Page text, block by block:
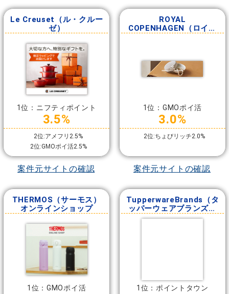
Le Creuset（ル・クルー
ゼ）
1位：ニフティポイント
3.5%
2位:アメフリ2.5%
2位:GMOポイ活2.5%
案件元サイトの確認
ROYAL
COPENHAGEN（ロイヤ
1位：GMOポイ活
3.0%
2位:ちょびリッチ2.0%
案件元サイトの確認
THERMOS（サーモス）
オンラインショップ
1位：GMOポイ活
TupperwareBrands（タ
ッパーウェアブランズ・
ジャパン）
1位：ポイントタウン